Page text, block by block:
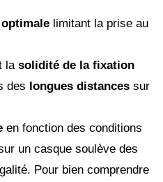
limitant la prise au
la solidité de la fixation
des longues distances sur
en fonction des conditions
un casque soulève des
Pour bien comprendre